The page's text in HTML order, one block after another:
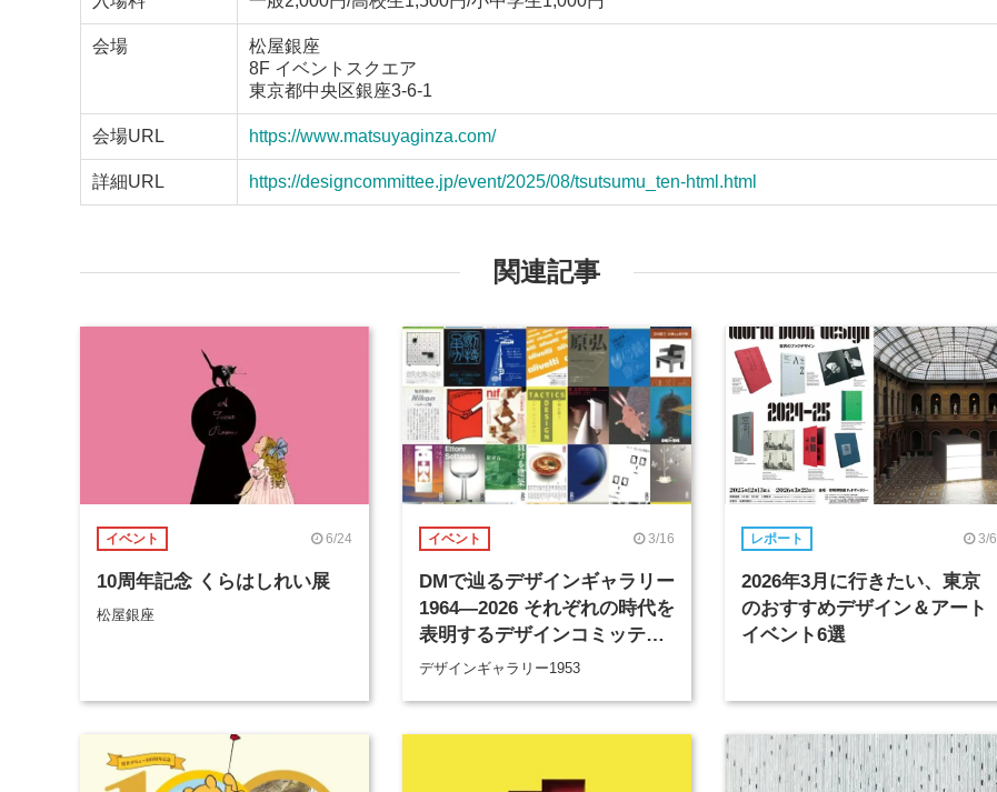
会場
松屋銀座
8F イベントスクエア
東京都中央区銀座3-6-1
会場URL https://www.matsuyaginza.com/
詳細URL https://designcommittee.jp/event/2025/08/tsutsumu_ten-html.html
関連記事
イベント 6/24
10周年記念 くらはしれい展
松屋銀座
イベント 3/16
DMで辿るデザインギャラリー
1964―2026 それぞれの時代を
表明するデザインコミッティ
ーの活動歴、そしてその先へ
デザインギャラリー1953
レポート 3/6
2026年3月に行きたい、東京
のおすすめデザイン＆アート
イベント6選